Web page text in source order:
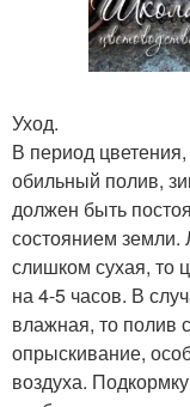
Уход.
В период
обильный полив,
должен быть
состоянием земли.
слишком сухая, то
на 4-5 часов. В
влажная, то полив
опрыскивание,
воздуха.